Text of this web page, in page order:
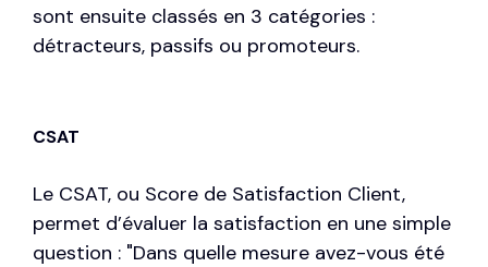
sont ensuite classés en 3 catégories :
détracteurs, passifs ou promoteurs.
CSAT
Le CSAT, ou Score de Satisfaction Client,
permet d’évaluer la satisfaction en une simple
question : "Dans quelle mesure avez-vous été